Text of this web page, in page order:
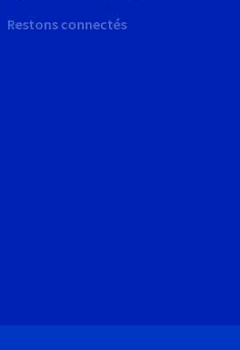
Restons connectés